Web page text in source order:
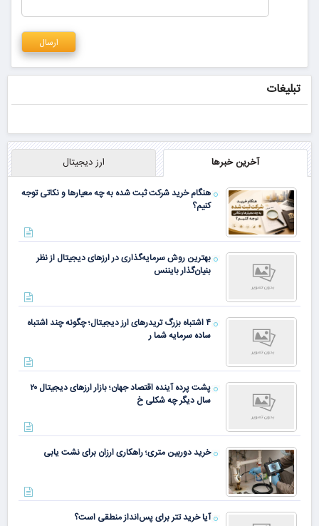
تبلیغات
آخرین خبرها ارز دیجیتال
هنگام خرید شرکت ثبت شده به چه معیارها و نکاتی توجه
کنیم؟
بهترین روش سرمایه‌گذاری در ارزهای دیجیتال از نظر
بنیان‌گذار بایننس
۴ اشتباه بزرگ تریدرهای ارز دیجیتال؛ چگونه چند اشتباه
ساده سرمایه شما ر
پشت پرده آینده اقتصاد جهان؛ بازار ارزهای دیجیتال ۲۰
سال دیگر چه شکلی خ
خرید دوربین متری؛ راهکاری ارزان برای نشت یابی
آیا خرید تتر برای پس‌انداز منطقی است؟